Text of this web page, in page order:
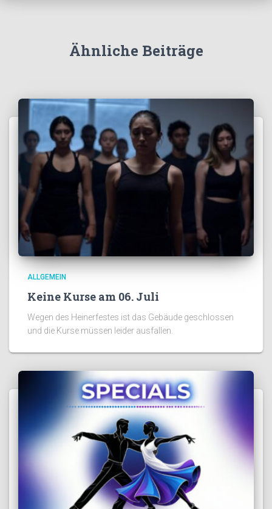
Ähnliche Beiträge
ALLGEMEIN
Keine Kurse am 06. Juli
Wegen des Heinerfestes ist das Gebäude geschlossen
und die Kurse müssen leider ausfallen.